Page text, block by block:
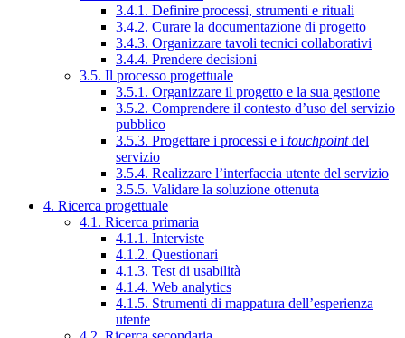
3.4.1. Definire processi, strumenti e rituali
3.4.2. Curare la documentazione di progetto
3.4.3. Organizzare tavoli tecnici collaborativi
3.4.4. Prendere decisioni
3.5. Il processo progettuale
3.5.1. Organizzare il progetto e la sua gestione
3.5.2. Comprendere il contesto d’uso del servizio
pubblico
3.5.3. Progettare i processi e i touchpointdel
servizio
3.5.4. Realizzare l’interfaccia utente del servizio
3.5.5. Validare la soluzione ottenuta
4. Ricerca progettuale
4.1. Ricerca primaria
4.1.1. Interviste
4.1.2. Questionari
4.1.3. Test di usabilità
4.1.4. Web analytics
4.1.5. Strumenti di mappatura dell’esperienza
utente